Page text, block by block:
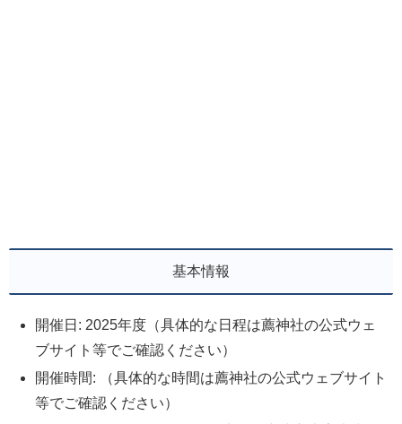
基本情報
開催日: 2025年度（具体的な日程は薦神社の公式ウェ
ブサイト等でご確認ください）
開催時間: （具体的な時間は薦神社の公式ウェブサイト
等でご確認ください）